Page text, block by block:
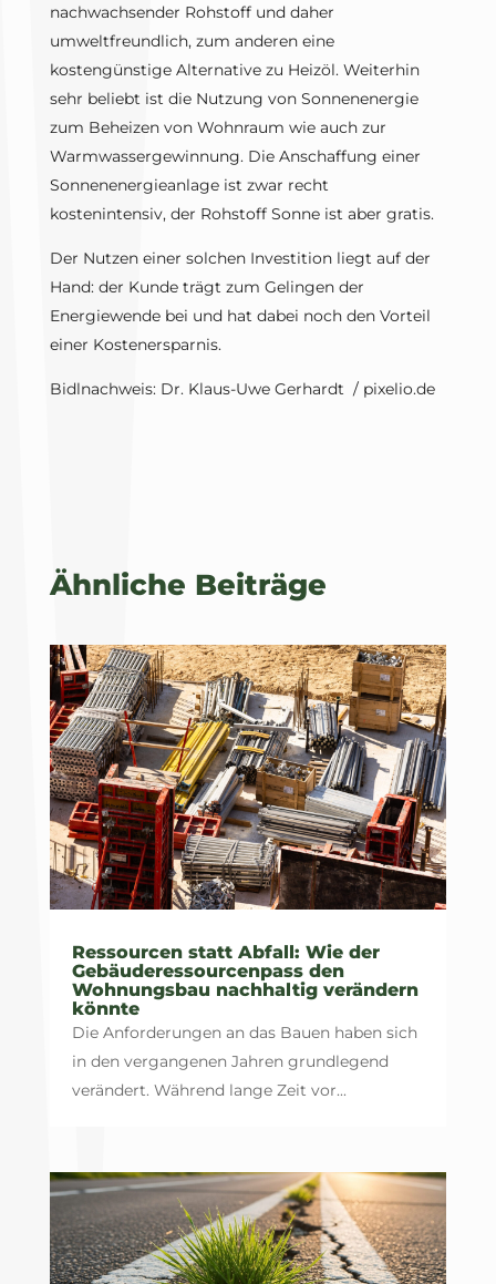
nachwachsender Rohstoff und daher
umweltfreundlich, zum anderen eine
kostengünstige Alternative zu Heizöl. Weiterhin
sehr beliebt ist die Nutzung von Sonnenenergie
zum Beheizen von Wohnraum wie auch zur
Warmwassergewinnung. Die Anschaffung einer
Sonnenenergieanlage ist zwar recht
kostenintensiv, der Rohstoff Sonne ist aber gratis.
Der Nutzen einer solchen Investition liegt auf der
Hand: der Kunde trägt zum Gelingen der
Energiewende bei und hat dabei noch den Vorteil
einer Kostenersparnis.
Bidlnachweis: Dr. Klaus-Uwe Gerhardt / pixelio.de
Ähnliche Beiträge
Ressourcen statt Abfall: Wie der
Gebäuderessourcenpass den
Wohnungsbau nachhaltig verändern
könnte
Die Anforderungen an das Bauen haben sich
in den vergangenen Jahren grundlegend
verändert. Während lange Zeit vor...